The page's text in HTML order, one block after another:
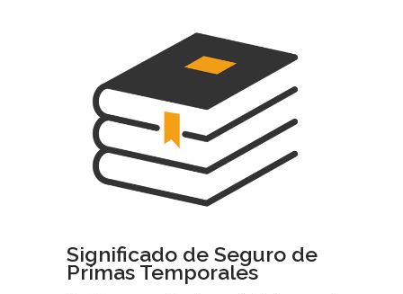
Significado de Seguro de
Primas Temporales